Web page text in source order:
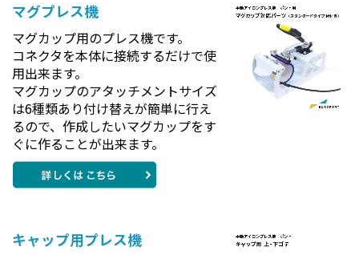
マグプレス機
マグカップ用のプレス機です。
コネクタを本体に接続するだけで使
用出来ます。
マグカップのアタッチメントサイズ
は6種類あり付け替えが簡単に行え
るので、作成したいマグカップをす
ぐに作ることが出来ます。
キャップ用プレス機